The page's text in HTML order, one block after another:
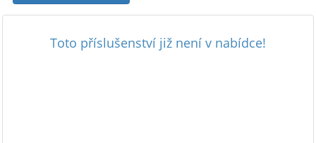
Toto příslušenství již není v nabídce!